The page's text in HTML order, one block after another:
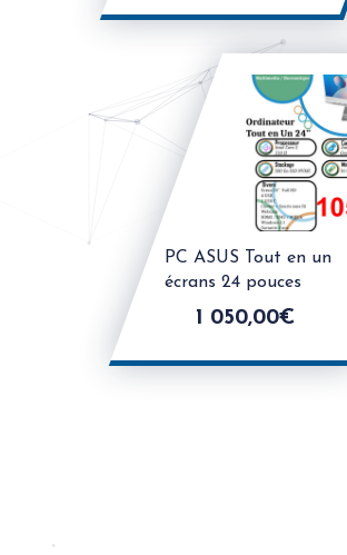
PC ASUS Tout en un
écrans 24 pouces
1 050,00€